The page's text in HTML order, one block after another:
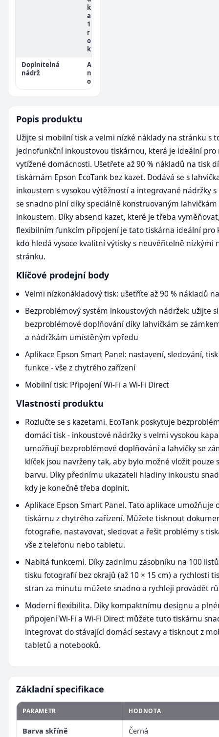
k
a
1
r
o
k
Doplnitelná
nádrž
A
n
o
Popis produktu
Užijte si mobilní tisk a velmi nízké náklady na stránku s
jednofunkční inkoustovou tiskárnou, která je ideální
vytížené domácnosti. Ušetřete až 90 % nákladů na tisk
tiskárnám Epson EcoTank bez kazet. Dodává se s
inkoustem s vysokou výtěžností a integrované nádržky
se snadno plní díky speciálně konstruovaným lahvičkám
inkoustem. Díky absenci kazet, které je třeba
flexibilním funkcím připojení je tato tiskárna ideální pro
kdo hledá vysoce kvalitní výtisky s neuvěřitelně nízkými
stránku.
Klíčové prodejní body
Velmi nízkonákladový tisk: ušetříte až 90 % nákladů
Bezproblémový systém inkoustových nádržek: užijte si
bezproblémové doplňování díky lahvičkám se
a nádržkám umístěným vpředu
Aplikace Epson Smart Panel: nastavení, sledování,
funkce - vše z chytrého zařízení
Mobilní tisk: Připojení Wi-Fi a Wi-Fi Direct
Vlastnosti produktu
Rozlučte se s kazetami. EcoTank poskytuje
domácí tisk - inkoustové nádržky s velmi vysokou
umožňují bezproblémové doplňování a lahvičky se
klíček jsou navrženy tak, aby bylo možné vložit pouze
barvu. Díky přednímu ukazateli hladiny inkoustu
kdy je konečně třeba doplnit.
Aplikace Epson Smart Panel. Tato aplikace umožňuje
tiskárnu z chytrého zařízení. Můžete tisknout
fotografie, nastavovat, sledovat a řešit problémy s
vše z telefonu nebo tabletu.
Nabitá funkcemi. Díky zadnímu zásobníku na 100
tisku fotografií bez okrajů (až 10 × 15 cm) a rychlosti
stran za minutu můžete snadno a rychleji provádět
Moderní flexibilita. Díky kompaktnímu designu a
připojení Wi-Fi a Wi-Fi Direct můžete tuto tiskárnu
integrovat do stávající domácí sestavy a tisknout z
tabletů a notebooků.
Základní specifikace
PARAMETR HODNOTA
Barva skříně Černá